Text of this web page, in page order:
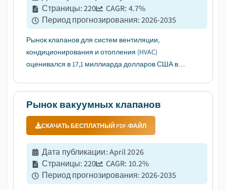
Страницы:220 CAGR: 4.7%
Период прогнозирования:2026-2035
Рынок клапанов для систем вентиляции,
кондиционирования и отопления (HVAC)
оценивался в 17,1 миллиарда долларов США в
период с 2026 по 2035 год, что обусловлено
растущим спросом на энергоэффективные
системы HVAC для ...
Рынок вакуумных клапанов
СКАЧАТЬ БЕСПЛАТНЫЙ PDF-ФАЙЛ
Дата публикации:April 2026
Страницы:220 CAGR: 10.2%
Период прогнозирования:2026-2035